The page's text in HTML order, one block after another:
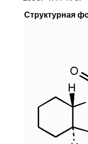
Структурная